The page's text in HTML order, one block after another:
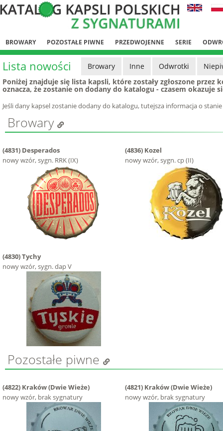
BROWARY POZOSTAŁE PIWNE PRZEDWOJENNE SERIE
Lista nowości Browary Inne Odwrotki
Poniżej znajduje się lista kapsli, które zostały zgłoszone
oznacza, że zostanie on dodany do katalogu - czasem okazuje
Jeśli dany kapsel zostanie dodany do katalogu, tutejsza informacja o
Browary
(4831) Desperados
nowy wzór, sygn. RRK (IX)
(4836) Kozel
nowy wzór, sygn. cp (II)
(4830)Tychy
nowy wzór, sygn. dap V
Pozostałe piwne
(4822) Kraków (Dwie Wieże)
nowy wzór, brak sygnatury
(4821) Kraków (Dwie Wieże)
nowy wzór, brak sygnatury